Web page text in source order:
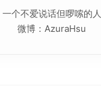
一个不爱说话但啰嗦的人
微博：AzuraHsu